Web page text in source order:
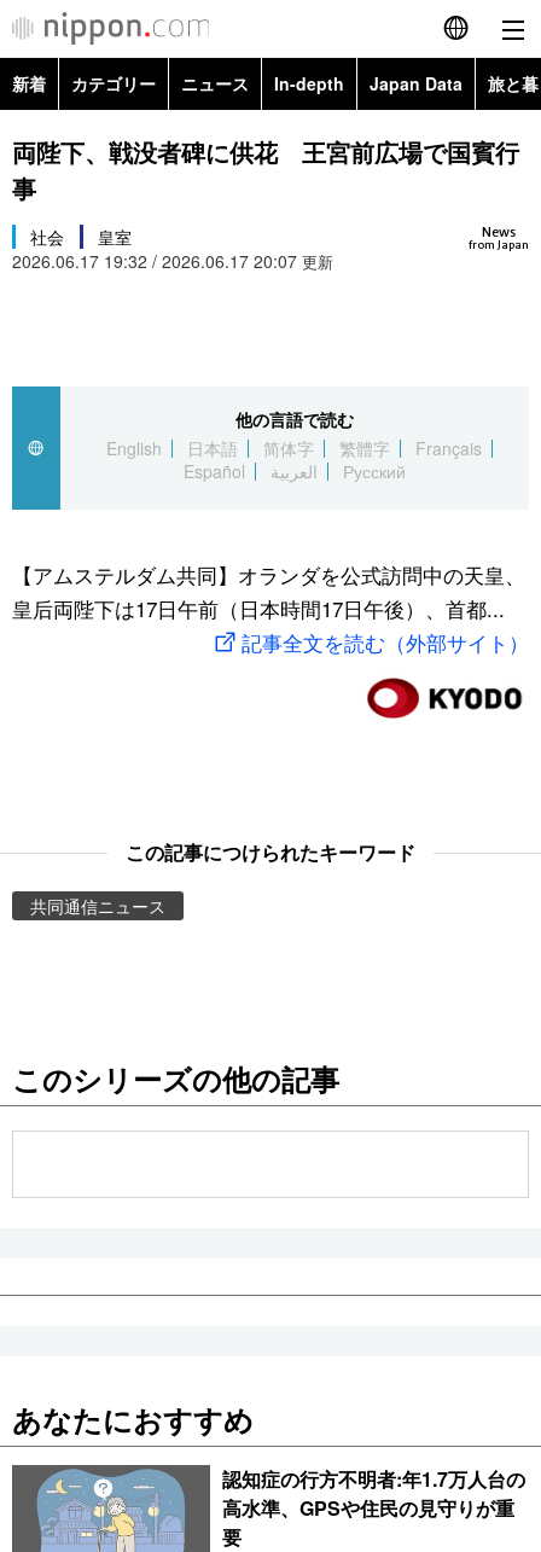
English
简体字
Русский
カテゴリー
国際
社会
文化
アーカイブ
Japan Data
旅と暮らし
動画/Live
Images
People
公式SNS
新着 カテゴリー ニュース In-depth Japan Data 旅と
政治・外交
経済・ビジネス
国際・海外
文化
科学・技術
暮らし
スポーツ・東京2020
Topics
両陛下、戦没者碑に供花 王宮前広場で国賓行
事
News
from Japan
社会
皇室
2026.06.17 19:32 / 2026.06.17 20:07 更新
他の言語で読む
English
日本語 简体字 繁體字
Français
Español
العربية Русский
【アムステルダム共同】オランダを公式訪問中の天皇、
皇后両陛下は17日午前（日本時間17日午後）、首都...
記事全文を読む（外部サイト）
この記事につけられたキーワード
共同通信ニュース
このシリーズの他の記事
あなたにおすすめ
認知症の行方不明者:年1.7万人台の
高水準、GPSや住民の見守りが重
要